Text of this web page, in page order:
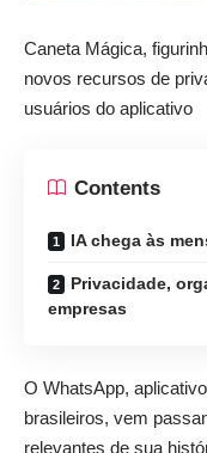
Caneta Mágica,
novos recursos de
usuários do aplicativo
Contents
IA chega às
Privacidade,
empresas
O WhatsApp,
brasileiros, vem
relevantes de sua